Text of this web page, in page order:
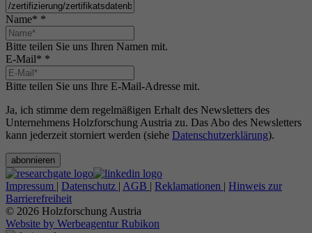
Name* *
Bitte teilen Sie uns Ihren Namen mit.
E-Mail* *
Bitte teilen Sie uns Ihre E-Mail-Adresse mit.
Ja, ich stimme dem regelmäßigen Erhalt des Newsletters des
Unternehmens Holzforschung Austria zu. Das Abo des Newsletters
kann jederzeit storniert werden (siehe Datenschutzerklärung).
abonnieren
Impressum | Datenschutz | AGB | Reklamationen | Hinweis zur
Barrierefreiheit
© 2026 Holzforschung Austria
Website by Werbeagentur Rubikon